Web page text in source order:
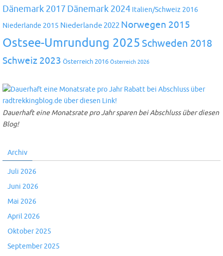
Dänemark 2017 Dänemark 2024 Italien/Schweiz 2016
Niederlande 2015 Niederlande 2022 Norwegen 2015
Ostsee-Umrundung 2025 Schweden 2018
Schweiz 2023 Österreich 2016 Österreich 2026
Dauerhaft eine Monatsrate pro Jahr sparen bei Abschluss über diesen
Blog!
Archiv
Juli 2026
Juni 2026
Mai 2026
April 2026
Oktober 2025
September 2025